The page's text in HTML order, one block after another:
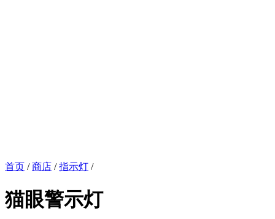
首页 /商店 /指示灯 /
猫眼警示灯